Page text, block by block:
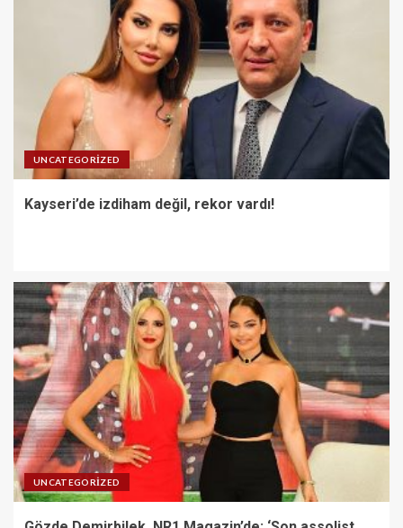
UNCATEGORIZED
Kayseri’de izdiham değil, rekor vardı!
UNCATEGORIZED